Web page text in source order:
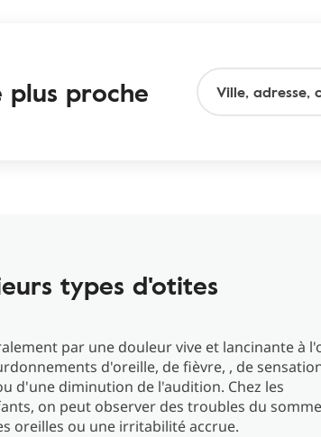
proche
types d'otites
par une douleur vive et lancinante à
d'oreille, de fièvre, , de
d'une diminution de l'audition. Chez les
on peut observer des troubles du
oreilles ou une irritabilité accrue.